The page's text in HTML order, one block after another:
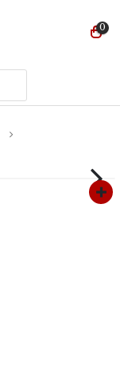
0